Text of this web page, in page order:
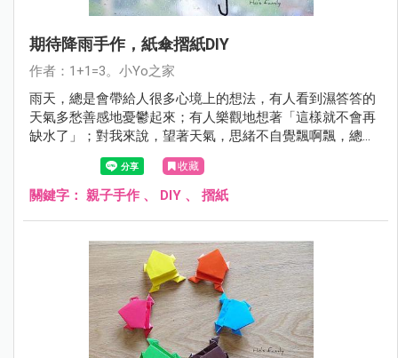
期待降雨手作，紙傘摺紙DIY
作者：1+1=3。小Yo之家
雨天，總是會帶給人很多心境上的想法，有人看到濕答答的
天氣多愁善感地憂鬱起來；有人樂觀地想著「這樣就不會再
缺水了」；對我來說，望著天氣，思緒不自覺飄啊飄，總能
意外抓到一絲痕跡，點燃心中的手作魂！是啊，雨天是最好
的創作天！想起了不久前看到的一個小雨傘影片，與今日的
天氣相當應景，立刻在書房裡走來走去尋找材料，就這麼剪
收藏
關鍵字： 親子手作 、 DIY 、 摺紙